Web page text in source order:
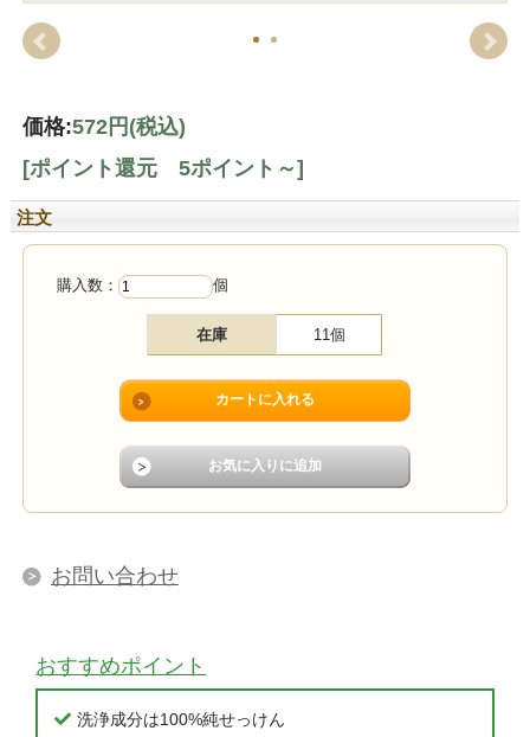
価格:572円 (税込)
[ポイント還元 5ポイント～]
注文
購入数： 個
在庫 11個
お問い合わせ
おすすめポイント
洗浄成分は100%純せっけん